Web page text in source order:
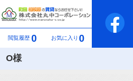
閲覧履歴 0 お気に入り 0
O様